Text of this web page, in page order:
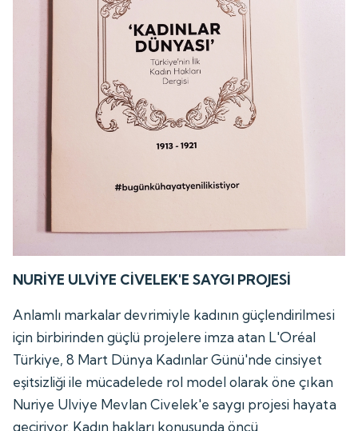
NURİYE ULVİYE CİVELEK'E SAYGI PROJESİ
Anlamlı markalar devrimiyle kadının güçlendirilmesi
için birbirinden güçlü projelere imza atan L'Oréal
Türkiye, 8 Mart Dünya Kadınlar Günü'nde cinsiyet
eşitsizliği ile mücadelede rol model olarak öne çıkan
Nuriye Ulviye Mevlan Civelek'e saygı projesi hayata
geçiriyor. Kadın hakları konusunda öncü